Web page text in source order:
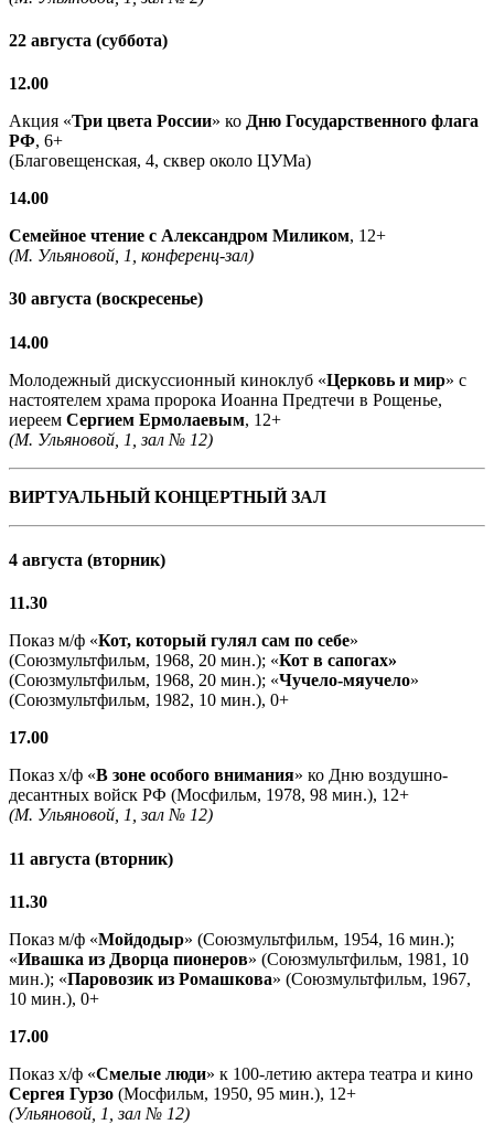
22 августа (суббота)
12.00
Акция «Три цвета России» ко Дню Государственного флага
РФ, 6+
(Благовещенская, 4, сквер около ЦУМа)
14.00
Семейное чтение с Александром Миликом, 12+
(М. Ульяновой, 1, конференц-зал)
30 августа (воскресенье)
14.00
Молодежный дискуссионный киноклуб «Церковь и мир» с
настоятелем храма пророка Иоанна Предтечи в Рощенье,
иереем Сергием Ермолаевым, 12+
(М. Ульяновой, 1, зал № 12)
ВИРТУАЛЬНЫЙ КОНЦЕРТНЫЙ ЗАЛ
4 августа (вторник)
11.30
Показ м/ф «Кот, который гулял сам по себе»
(Союзмультфильм, 1968, 20 мин.); «Кот в сапогах»
(Союзмультфильм, 1968, 20 мин.); «Чучело-мяучело»
(Союзмультфильм, 1982, 10 мин.), 0+
17.00
Показ х/ф «В зоне особого внимания» ко Дню воздушно-
десантных войск РФ (Мосфильм, 1978, 98 мин.), 12+
(М. Ульяновой, 1, зал № 12)
11 августа (вторник)
11.30
Показ м/ф «Мойдодыр» (Союзмультфильм, 1954, 16 мин.);
«Ивашка из Дворца пионеров» (Союзмультфильм, 1981, 10
мин.); «Паровозик из Ромашкова» (Союзмультфильм, 1967,
10 мин.), 0+
17.00
Показ х/ф «Смелые люди» к 100-летию актера театра и кино
Сергея Гурзо (Мосфильм, 1950, 95 мин.), 12+
(Ульяновой, 1, зал № 12)